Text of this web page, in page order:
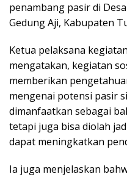
penambang pasir di
Gedung Aji, Kabupaten
Ketua pelaksana
mengatakan, kegiatan
memberikan
mengenai potensi pasir
dimanfaatkan sebagai
tetapi juga bisa diolah
dapat meningkatkan
Ia juga menjelaskan